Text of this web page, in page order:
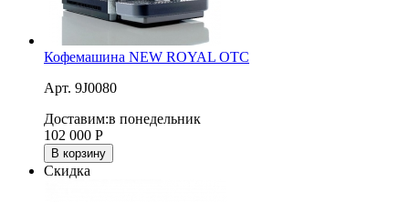
Кофемашина NEW ROYAL OTC
Арт. 9J0080
Доставим:в понедельник
102 000 Р
В корзину
Скидка